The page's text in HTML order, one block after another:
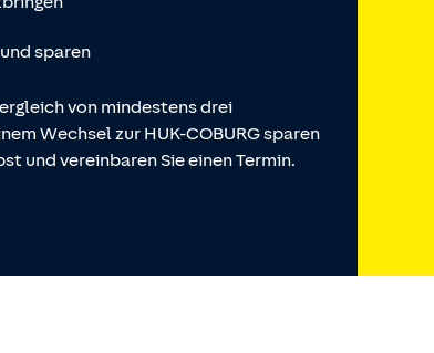
sparen
von mindestens drei
Wechsel zur HUK-COBURG sparen
und vereinbaren Sie einen Termin.